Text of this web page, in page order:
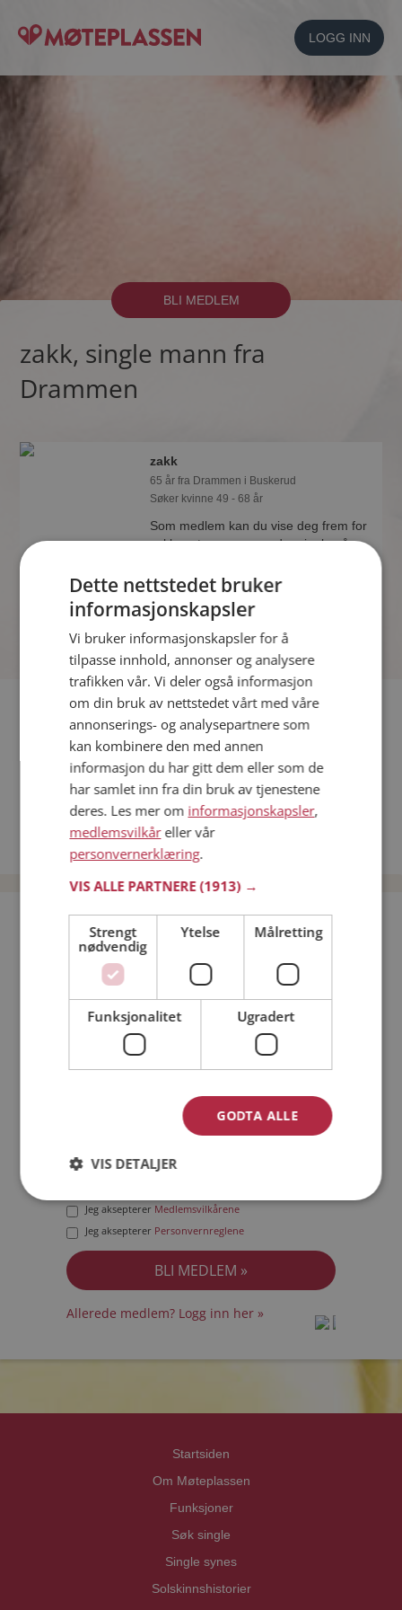
LOGG INN
BLI MEDLEM
zakk, single mann fra
Drammen
zakk
65 år fra Drammen i Buskerud
Søker kvinne 49 - 68 år
Som medlem kan du vise deg frem for
zakk og tusener av andre single på
som synes du er interessant.
Fler single
Flere singlemenn fra Drammen:vade-mecum
Bli medlem gratis!
Jeg er en: Mann Kvinne
Min alder:
Jeg aksepterer Medlemsvilkårene
Jeg aksepterer Personvernreglene
Allerede medlem? Logg inn her »
Startsiden
Om Møteplassen
Funksjoner
Søk single
Single synes
Solskinnshistorier
Dette nettstedet bruker
informasjonskapsler
Vi bruker informasjonskapsler for å
tilpasse innhold, annonser og analysere
trafikken vår. Vi deler også informasjon
om din bruk av nettstedet vårt med våre
annonserings- og analysepartnere som
kan kombinere den med annen
informasjon du har gitt dem eller som de
har samlet inn fra din bruk av tjenestene
deres. Les mer om informasjonskapsler,
medlemsvilkåreller vår
personvernerklæring.
VIS ALLE PARTNERE(1913) →
Strengt
nødvendig
Ytelse Målretting
Funksjonalitet Ugradert
GODTA ALLE
VIS DETALJER